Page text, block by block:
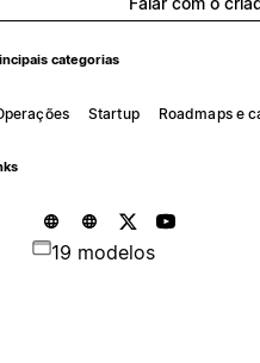
categorias
Startup Roadmaps e
19 modelos